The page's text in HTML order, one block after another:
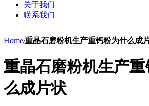
关于我们
联系我们
Home/重晶石磨粉机生产重钙粉为什么成
重晶石磨粉机生产
么成片状